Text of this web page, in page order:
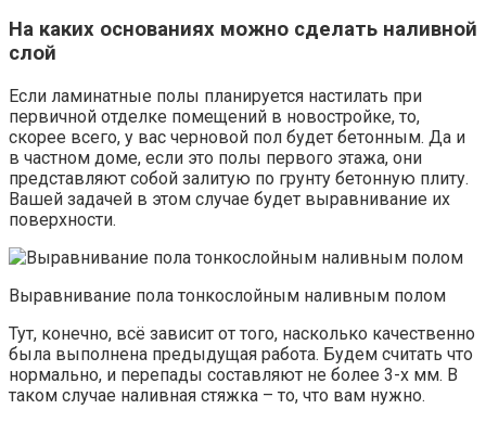
На каких основаниях можно сделать наливной
слой
Если ламинатные полы планируется настилать при
первичной отделке помещений в новостройке, то,
скорее всего, у вас черновой пол будет бетонным. Да и
в частном доме, если это полы первого этажа, они
представляют собой залитую по грунту бетонную плиту.
Вашей задачей в этом случае будет выравнивание их
поверхности.
Выравнивание пола тонкослойным наливным полом
Тут, конечно, всё зависит от того, насколько качественно
была выполнена предыдущая работа. Будем считать что
нормально, и перепады составляют не более 3-х мм. В
таком случае наливная стяжка – то, что вам нужно.